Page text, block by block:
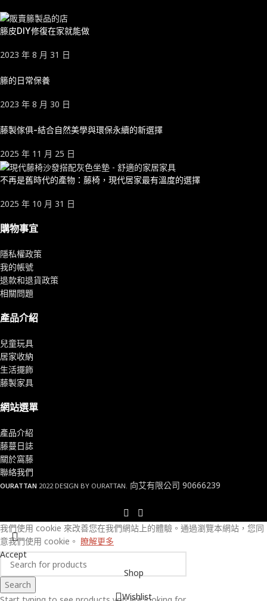
籐皮DIY修復在家就能做
2023 年 8 月 31 日
籐的日常保養
2023 年 8 月 30 日
藤製傢俱-結合自然美學與環保永續的新選擇
2025 年 11 月 25 日
不再是舊時代的產物：藤椅，現代居家最有溫度的選擇
2025 年 10 月 31 日
購物事宜
隱私權政策
我的帳號
退款和退貨政策
相關問題
產品介紹
兒童玩具
居家收納
生活擺飾
藤製家具
網站選單
產品介紹
藤蔓日誌
關於窩藤
聯絡我們
OURATTAN 2022 DESIGN BY OURATTAN. 向艾有限公司 90666239
Search
我們使用 cookie 來改善您在我們網站上的體驗。 通過瀏覽本網站，您同
意我們使用 cookie。 瞭解更多
Accept
Shop
Wishlist